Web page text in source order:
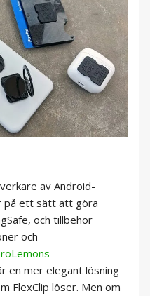
av Android-
på ett sätt att göra
och tillbehör
och
en mer elegant lösning
FlexClip löser. Men om